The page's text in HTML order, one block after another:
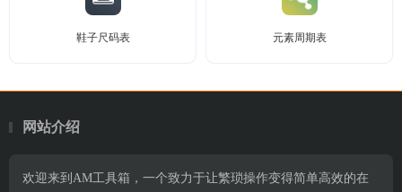
鞋子尺码表 元素周期表
网站介绍
欢迎来到AM工具箱，一个致力于让繁琐操作变得简单高效的在